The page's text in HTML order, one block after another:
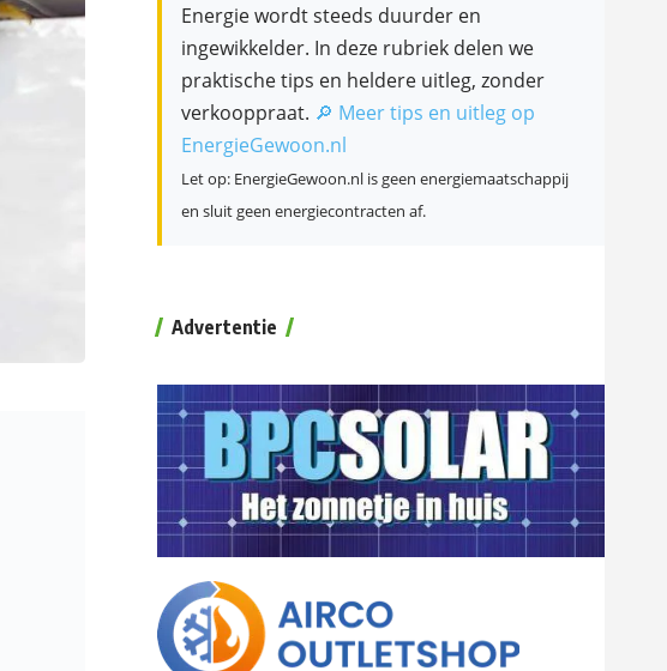
Energie wordt steeds duurder en
ingewikkelder. In deze rubriek delen we
praktische tips en heldere uitleg, zonder
verkooppraat. 🔎 Meer tips en uitleg op
EnergieGewoon.nl
Let op: EnergieGewoon.nl is geen energiemaatschappij
en sluit geen energiecontracten af.
Advertentie